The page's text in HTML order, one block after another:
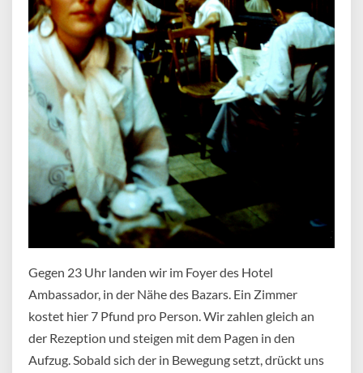
Gegen 23 Uhr landen wir im Foyer des Hotel
Ambassador, in der Nähe des Bazars. Ein Zimmer
kostet hier 7 Pfund pro Person. Wir zahlen gleich an
der Rezeption und steigen mit dem Pagen in den
Aufzug. Sobald sich der in Bewegung setzt, drückt uns